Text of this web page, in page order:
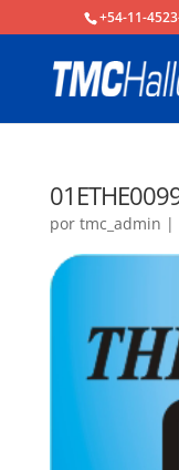
+54-11-
por tmc_admin |